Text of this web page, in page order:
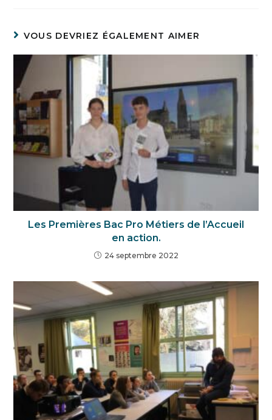
VOUS DEVRIEZ ÉGALEMENT AIMER
Les Premières Bac Pro Métiers de l’Accueil
en action.
24 septembre 2022